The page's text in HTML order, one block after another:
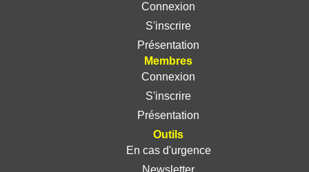
Connexion
S'inscrire
Présentation
Membres
Connexion
S'inscrire
Présentation
Outils
En cas d'urgence